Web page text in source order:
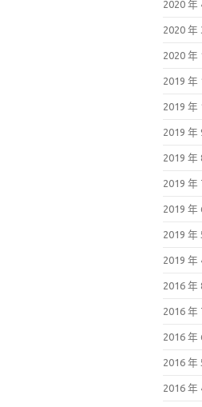
2020 年
2020 年
2020 年
2019 年
2019 年
2019 年
2019 年
2019 年
2019 年
2019 年
2019 年
2016 年
2016 年
2016 年
2016 年
2016 年